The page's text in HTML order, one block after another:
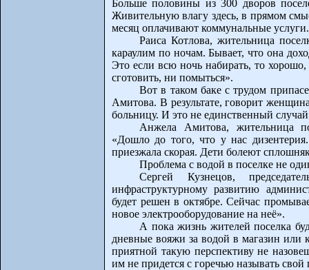
Больше половины из 300 дворов
Живительную влагу здесь, в прямом
месяц оплачивают коммунальные услуги.
Раиса Котлова, жительница
караулим по ночам. Бывает, что она
Это если всю ночь набирать, то
сготовить, ни помыться».
Вот в таком баке с трудом
Амитова. В результате, говорит
больницу. И это не единственный случай
Анжела Амитова, жительница
«Дошло до того, что у нас
приезжала скорая. Дети болеют
Проблема с водой в поселке не
Сергей Кузнецов,
инфраструктурному развитию
будет решен в октябре. Сейчас
новое электрооборудование на неё».
А пока жизнь жителей поселка
дневные вояжи за водой в магазин или
приятной такую перспективу не
им не придется с горечью называть